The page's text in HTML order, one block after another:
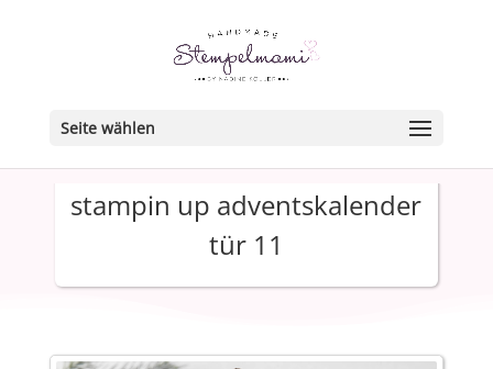
Seite wählen
stampin up adventskalender
tür 11